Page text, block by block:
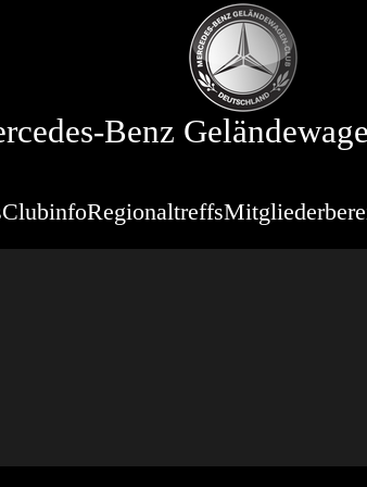
Benz
ClubinfoRegionaltreffs